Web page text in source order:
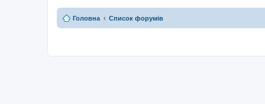
Головна Список форумів